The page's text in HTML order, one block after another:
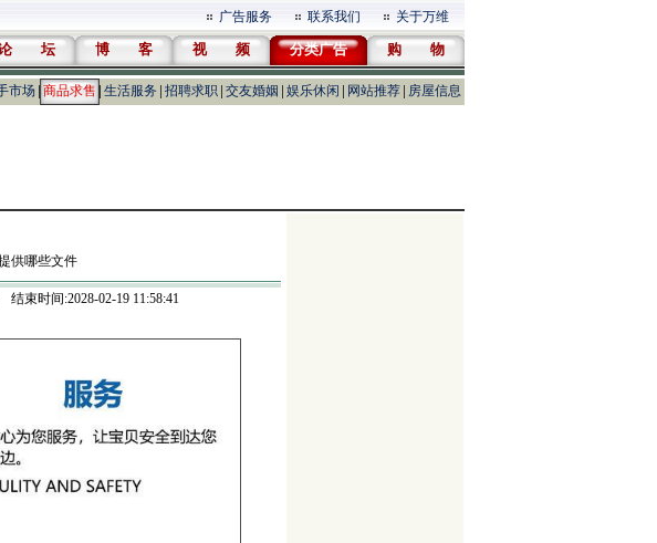
广告服务 联系我们 关于万维
坛 博 客 视 频 分类广告 购 物
市场 商品求售 生活服务 招聘求职 交友婚姻 娱乐休闲 网站推荐 房屋信息
供哪些文件
束时间:2028-02-19 11:58:41